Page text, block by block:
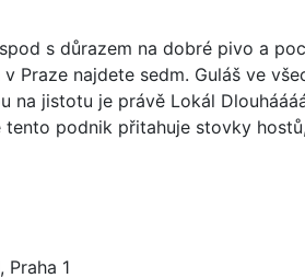
s důrazem na dobré pivo a
Praze najdete sedm. Guláš ve
na jistotu je právě Lokál
tento podnik přitahuje stovky
Praha 1